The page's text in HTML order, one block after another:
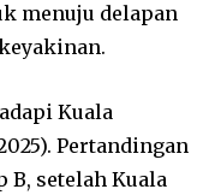
menuju delapan
Kuala
Pertandingan
B, setelah Kuala